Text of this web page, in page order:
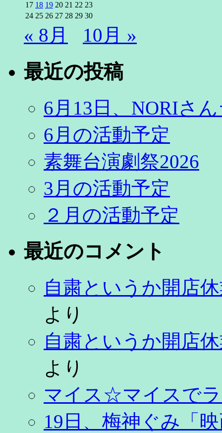
17 18 19 20 21 22 23
24 25 26 27 28 29 30
« 8月 10月 »
最近の投稿
6月13日、NORIさ
6月の活動予定
素舞台演劇祭2026
3月の活動予定
２月の活動予定
最近のコメント
自粛というか開店
より
自粛というか開店
より
マイス☆マイスで
19日、梅神ぐみ「